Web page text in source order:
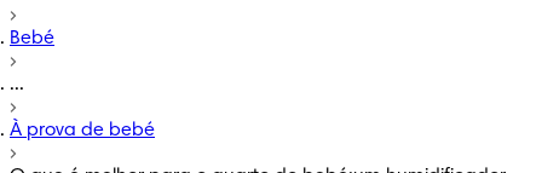
Bebé
...
À prova de bebé